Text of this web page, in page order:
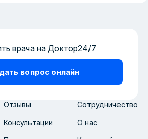
Отзывы Сотрудничество
Консультации О нас
врача на Доктор24/7
вопрос онлайн